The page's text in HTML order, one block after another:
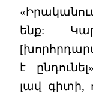
ենք:
է
լավ գիտի,